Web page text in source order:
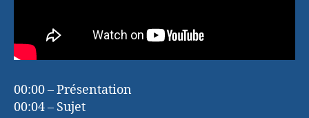
00:00 – Présentation
00:04 – Sujet